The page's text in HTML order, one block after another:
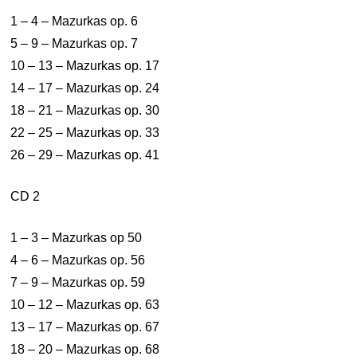
1 – 4 – Mazurkas op. 6
5 – 9 – Mazurkas op. 7
10 – 13 – Mazurkas op. 17
14 – 17 – Mazurkas op. 24
18 – 21 – Mazurkas op. 30
22 – 25 – Mazurkas op. 33
26 – 29 – Mazurkas op. 41
CD 2
1 – 3 – Mazurkas op 50
4 – 6 – Mazurkas op. 56
7 – 9 – Mazurkas op. 59
10 – 12 – Mazurkas op. 63
13 – 17 – Mazurkas op. 67
18 – 20 – Mazurkas op. 68